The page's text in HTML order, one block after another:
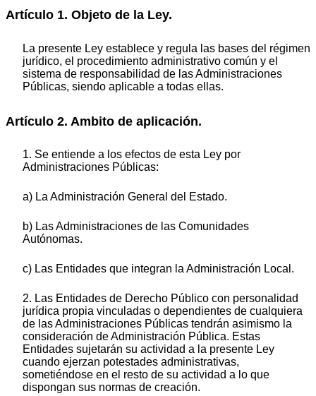
Artículo 1. Objeto de la Ley.
La presente Ley establece y regula las bases del régimen
jurídico, el procedimiento administrativo común y el
sistema de responsabilidad de las Administraciones
Públicas, siendo aplicable a todas ellas.
Artículo 2. Ambito de aplicación.
1. Se entiende a los efectos de esta Ley por
Administraciones Públicas:
a) La Administración General del Estado.
b) Las Administraciones de las Comunidades
Autónomas.
c) Las Entidades que integran la Administración Local.
2. Las Entidades de Derecho Público con personalidad
jurídica propia vinculadas o dependientes de cualquiera
de las Administraciones Públicas tendrán asimismo la
consideración de Administración Pública. Estas
Entidades sujetarán su actividad a la presente Ley
cuando ejerzan potestades administrativas,
sometiéndose en el resto de su actividad a lo que
dispongan sus normas de creación.